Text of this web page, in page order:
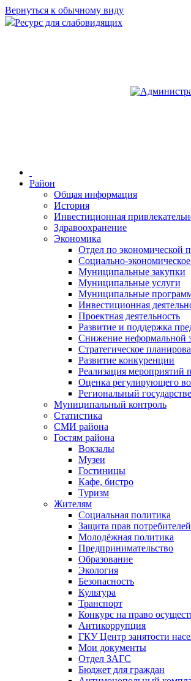
Вернуться к обычному виду
Ресурс для слабовидящих
Район
Общая информация
История
Инвестиционная
Здравоохранение
Экономика
Отдел по экономической
Социально-
Муниципальные закупки
Муниципальные услуги
Муниципальные
Инвестиционная
Проектная деятельность
Развитие и поддержка
Снижение неформальной
Стратегическое
Развитие конкуренции
Реализация мероприятий
Оценка регулирующего
Региональный
Муниципальный контроль
Статистика
СМИ района
Гостям района
Вокзалы
Музеи
Гостиницы
Кафе, бистро
Туризм
Жителям
Социальная политика
Защита прав потребителей
Молодёжная политика
Предпринимательство
Образование
Экология
Безопасность
Культура
Транспорт
Конкурс на право
Антикоррупция
ГКУ Центр занятости
Мои документы
Отдел ЗАГС
Бюджет для граждан